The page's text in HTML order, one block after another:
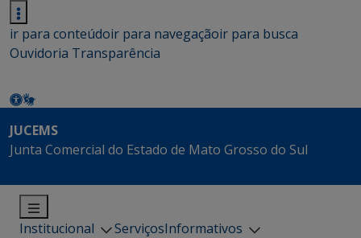
ir para conteúdoir para navegaçãoir para busca
Ouvidoria Transparência
JUCEMS
Junta Comercial do Estado de Mato Grosso do Sul
Institucional ServiçosInformativos